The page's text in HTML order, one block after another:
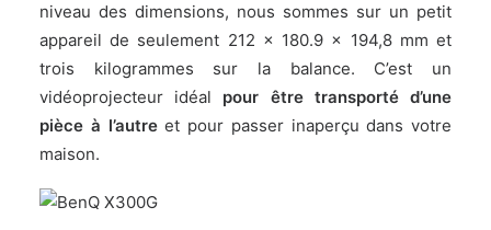
niveau des dimensions, nous sommes sur un petit
appareil de seulement 212 x 180.9 x 194,8 mm et
trois kilogrammes sur la balance. C’est un
vidéoprojecteur idéal pour être transporté d’une
pièce à l’autreet pour passer inaperçu dans votre
maison.